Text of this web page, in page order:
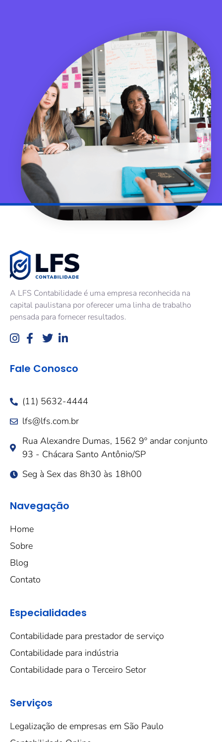
A LFS Contabilidade é uma empresa reconhecida na
capital paulistana por oferecer uma linha de trabalho
pensada para fornecer resultados.
Fale Conosco
(11) 5632-4444
lfs@lfs.com.br
Rua Alexandre Dumas, 1562 9º andar conjunto
93 - Chácara Santo Antônio/SP
Seg à Sex das 8h30 às 18h00
Navegação
Home
Sobre
Blog
Contato
Especialidades
Contabilidade para prestador de serviço
Contabilidade para indústria
Contabilidade para o Terceiro Setor
Serviços
Legalização de empresas em São Paulo